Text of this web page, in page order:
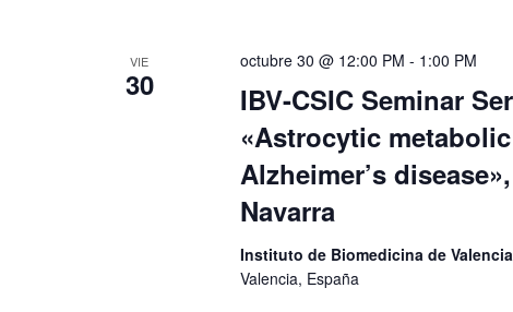
VIE
30
IBV-CSIC Seminar
«Astrocytic
Alzheimer’s
Navarra
octubre 30 @ 12:00 PM - 1:00 PM
Instituto de Biomedicina de
Valencia, España